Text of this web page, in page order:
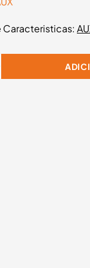
Caracteristicas: